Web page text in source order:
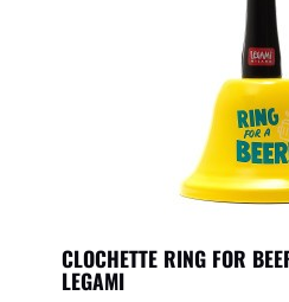
CLOCHETTE RING FOR
LEGAMI